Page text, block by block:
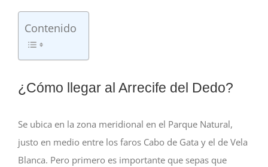
Contenido
¿Cómo llegar al Arrecife del Dedo?
Se ubica en la zona meridional en el Parque Natural,
justo en medio entre los faros Cabo de Gata y el de Vela
Blanca. Pero primero es importante que sepas que